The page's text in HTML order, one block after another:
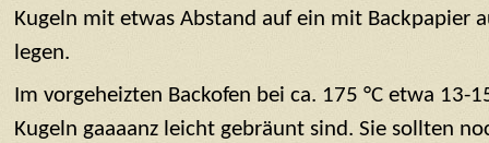
Kugeln mit etwas Abstand auf ein mit Backpapier
legen.
Im vorgeheizten Backofen bei ca. 175 °C etwa 13-
Kugeln gaaaanz leicht gebräunt sind. Sie sollten